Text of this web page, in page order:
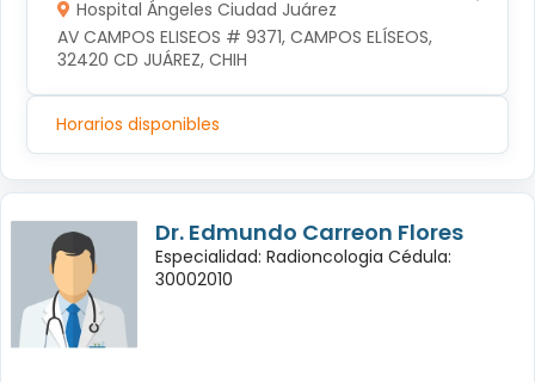
Hospital Ángeles Ciudad Juárez
AV CAMPOS ELISEOS # 9371, CAMPOS ELÍSEOS,
32420 CD JUÁREZ, CHIH
Horarios disponibles
Dr. Edmundo Carreon Flores
Especialidad: Radioncologia Cédula:
30002010